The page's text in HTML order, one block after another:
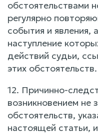
обстоятельствами
регулярно
события и явления,
наступление
действий судьи,
этих обстоятельств.
12. Причинно-
возникновением не
обстоятельств,
настоящей статьи,